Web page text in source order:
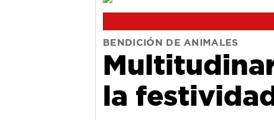
BENDICIÓN DE ANIMALES
la